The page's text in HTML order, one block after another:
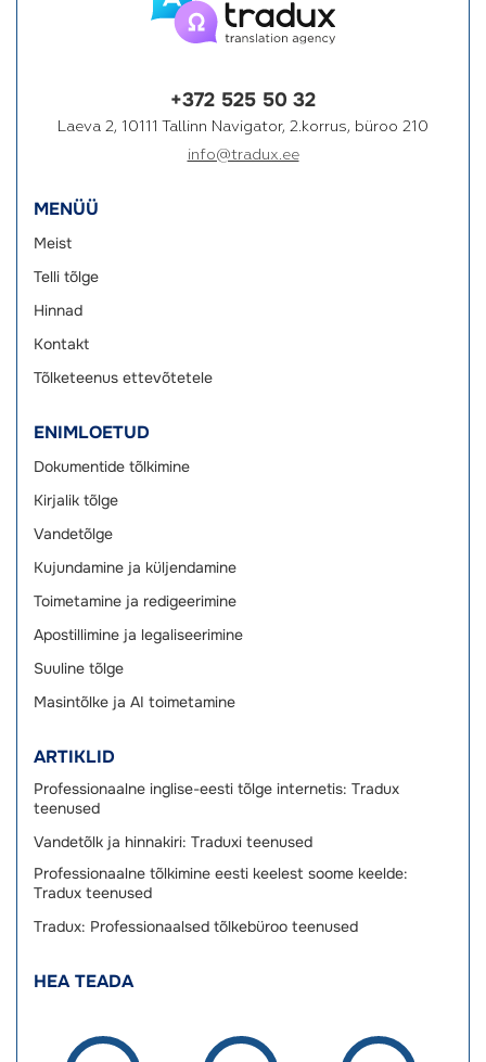
+372 525 50 32
Laeva 2, 10111 Tallinn Navigator, 2.korrus, büroo 210
info@tradux.ee
MENÜÜ
Meist
Telli tõlge
Hinnad
Kontakt
Tõlketeenus ettevõtetele
ENIMLOETUD
Dokumentide tõlkimine
Kirjalik tõlge
Vandetõlge
Kujundamine ja küljendamine
Toimetamine ja redigeerimine
Apostillimine ja legaliseerimine
Suuline tõlge
Masintõlke ja AI toimetamine
ARTIKLID
Professionaalne inglise-eesti tõlge internetis: Tradux
teenused
Vandetõlk ja hinnakiri: Traduxi teenused
Professionaalne tõlkimine eesti keelest soome keelde:
Tradux teenused
Tradux: Professionaalsed tõlkebüroo teenused
HEA TEADA